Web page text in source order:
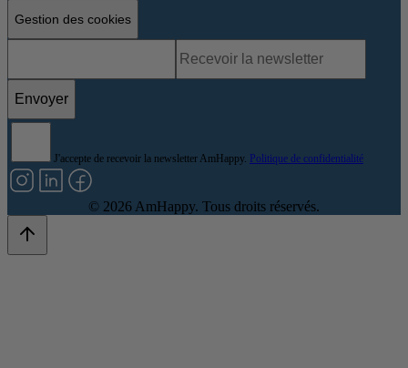
Gestion des cookies
Envoyer
J'accepte de recevoir la newsletter AmHappy. Politique de confidentialité
© 2026 AmHappy. Tous droits réservés.